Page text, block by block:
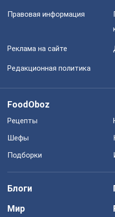
Правовая информация
Реклама на сайте
Редакционная политика
FoodOboz
Рецепты
Шефы
Подборки
Блоги
Мир